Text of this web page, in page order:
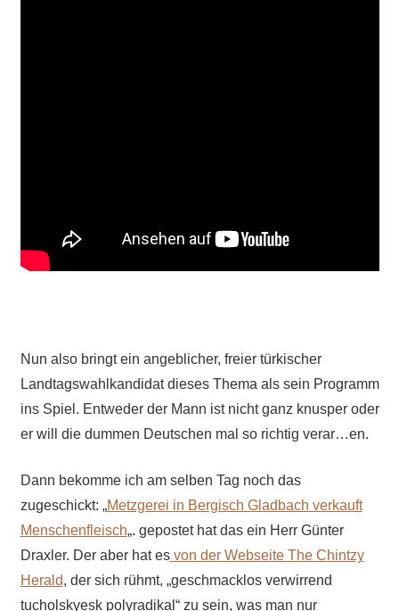
Nun also bringt ein angeblicher, freier türkischer
Landtagswahlkandidat dieses Thema als sein Programm
ins Spiel. Entweder der Mann ist nicht ganz knusper oder
er will die dummen Deutschen mal so richtig verar…en.
Dann bekomme ich am selben Tag noch das
zugeschickt: „Metzgerei in Bergisch Gladbach verkauft
Menschenfleisch„. gepostet hat das ein Herr Günter
Draxler. Der aber hat esvon der Webseite The Chintzy
Herald, der sich rühmt, „geschmacklos verwirrend
tucholskyesk polyradikal“ zu sein, was man nur